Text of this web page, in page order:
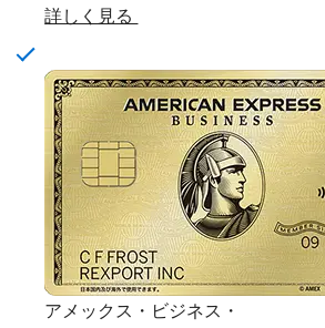
詳しく見る
アメックス・ビジネス・